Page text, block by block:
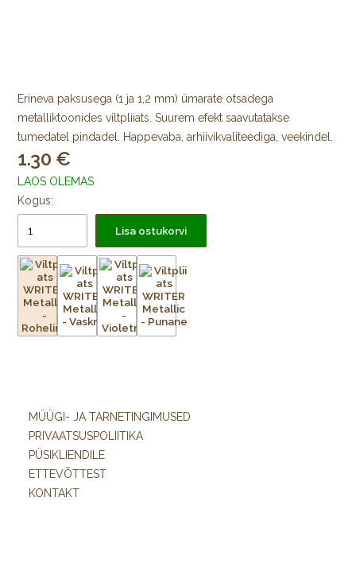
Erineva paksusega (1 ja 1,2 mm) ümarate otsadega
metalliktoonides viltpliiats. Suurem efekt saavutatakse
tumedatel pindadel. Happevaba, arhiivikvaliteediga, veekindel.
1.30
LAOS OLEMAS
Kogus:
Lisa ostukorvi
MÜÜGI- JA TARNETINGIMUSED
PRIVAATSUSPOLIITIKA
PÜSIKLIENDILE
ETTEVÕTTEST
KONTAKT